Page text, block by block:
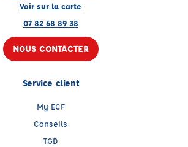
Voir sur la carte
07 82 68 89 38
NOUS CONTACTER
Service client
My ECF
Conseils
TGD